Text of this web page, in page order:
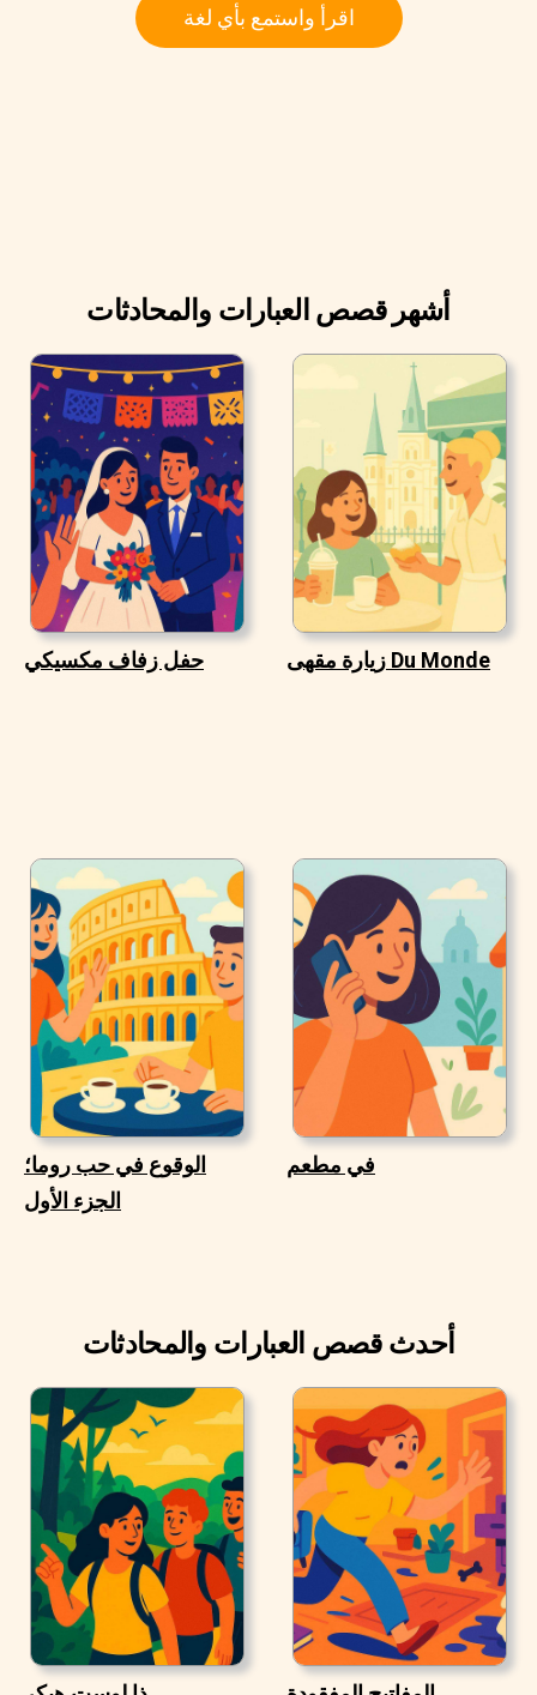
اقرأ واستمع بأي لغة
أشهر قصص العبارات والمحادثات
حفل زفاف مكسيكي زيارة مقهى Du Monde
الوقوع في حب روما؛
الجزء الأول
في مطعم
أحدث قصص العبارات والمحادثات